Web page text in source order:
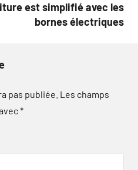
est simplifié avec les
bornes électriques
pas publiée. Les champs
*